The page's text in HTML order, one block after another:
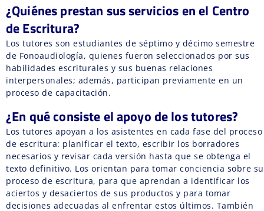
¿Quiénes prestan sus servicios en el Centro
de Escritura?
Los tutores son estudiantes de séptimo y décimo semestre
de Fonoaudiología, quienes fueron seleccionados por sus
habilidades escriturales y sus buenas relaciones
interpersonales; además, participan previamente en un
proceso de capacitación.
¿En qué consiste el apoyo de los tutores?
Los tutores apoyan a los asistentes en cada fase del proceso
de escritura: planificar el texto, escribir los borradores
necesarios y revisar cada versión hasta que se obtenga el
texto definitivo. Los orientan para tomar conciencia sobre su
proceso de escritura, para que aprendan a identificar los
aciertos y desaciertos de sus productos y para tomar
decisiones adecuadas al enfrentar estos últimos. También